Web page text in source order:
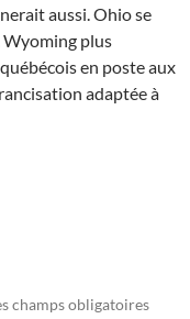
aussi. Ohio se
Wyoming plus
en poste aux
adaptée à
champs obligatoires